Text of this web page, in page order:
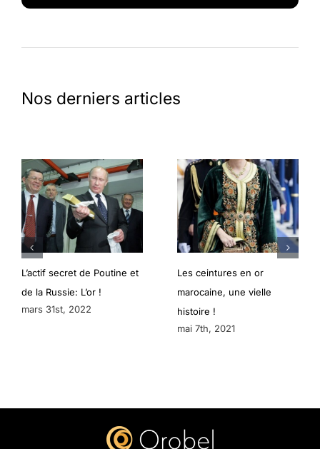
Nos derniers articles
L’actif secret de Poutine et
de la Russie: L’or !
mars 31st, 2022
Les ceintures en or
marocaine, une vielle
histoire !
mai 7th, 2021